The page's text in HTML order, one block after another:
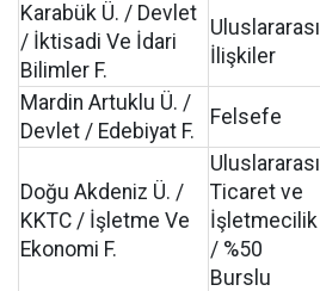
Karabük Ü. / Devlet
/ İktisadi Ve İdari
Bilimler F.
Uluslararası
İlişkiler
Mardin Artuklu Ü. /
Devlet / Edebiyat F.
Felsefe
Doğu Akdeniz Ü. /
KKTC / İşletme Ve
Ekonomi F.
Uluslararası
Ticaret ve
İşletmecilik
/ %50
Burslu